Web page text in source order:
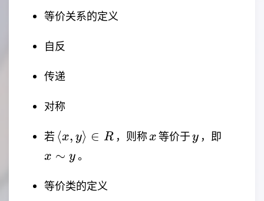
等价关系的定义
自反
传递
对称
若 \langle
\rangle
\in R
⟨x, y⟩ ∈ R，则称 x
x等价于y
y ，即
x ∼ y。
等价类的定义